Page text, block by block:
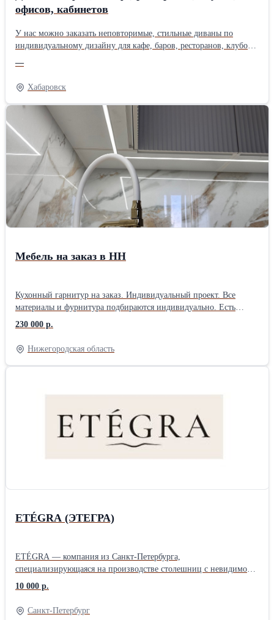
офисов, кабинетов
У нас можно заказать неповторимые, стильные диваны по
индивидуальному дизайну для кафе, баров, ресторанов, клубов
обивкой. Если у вас нестандартная площадь, особые требования
к дизайну или нужно максимальное качество, тогда вам к нам.
Диваны для офиса, для кабинета директора, торговых центров,
выставок, салонов, кафе, ресторанов, клубов и других
коммерческих объектов. Работаем в онлайн режиме от проекта
до расчёта стоимости ваших изделий с 09:00 до 00:00, в любое
удобное время для Вас. Договора заключаем на цеху строго по
записи (для Хабаровска) , для других регионов договора
заключаем в онлайн режиме. Цена зависит от размера,
материалов и сложности заказа. Точную стоимость уточняйте у
менеджера.
—
Хабаровск
Мебель на заказ в НН
Кухонный гарнитур на заказ. Индивидуальный проект. Все
материалы и фурнитура подбираются индивидуально. Есть
система бонусов.Обязательно позвоните или напишите.
230 000 р.
Нижегородская область
ETÉGRA (ЭТЕГРА)
ETÉGRA — компания из Санкт-Петербурга,
специализирующаяся на производстве столешниц с невидимой
индукционной плитой и других изделий из керамогранита для
интерьеров и архитектуры. Бренд сочетает современные
технологии, собственное производство и внимательный подход
к проектированию, создавая решения для жилых и коммерческих
10 000 р.
Санкт-Петербург